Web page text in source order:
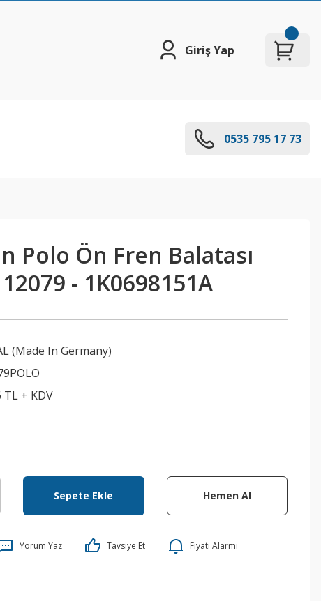
Giriş Yap
0535 795 17 73
Polo Ön Fren Balatası
- 1K0698151A
(Made In Germany)
TL + KDV
Sepete Ekle Hemen Al
Yorum Yaz Tavsiye Et Fiyatı Alarmı